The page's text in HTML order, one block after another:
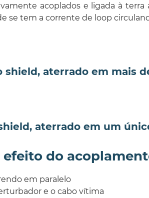
acoplados e ligada à
se tem a corrente de loop
shield, aterrado em mais
aterrado em um
efeito do
em paralelo
e o cabo vítima